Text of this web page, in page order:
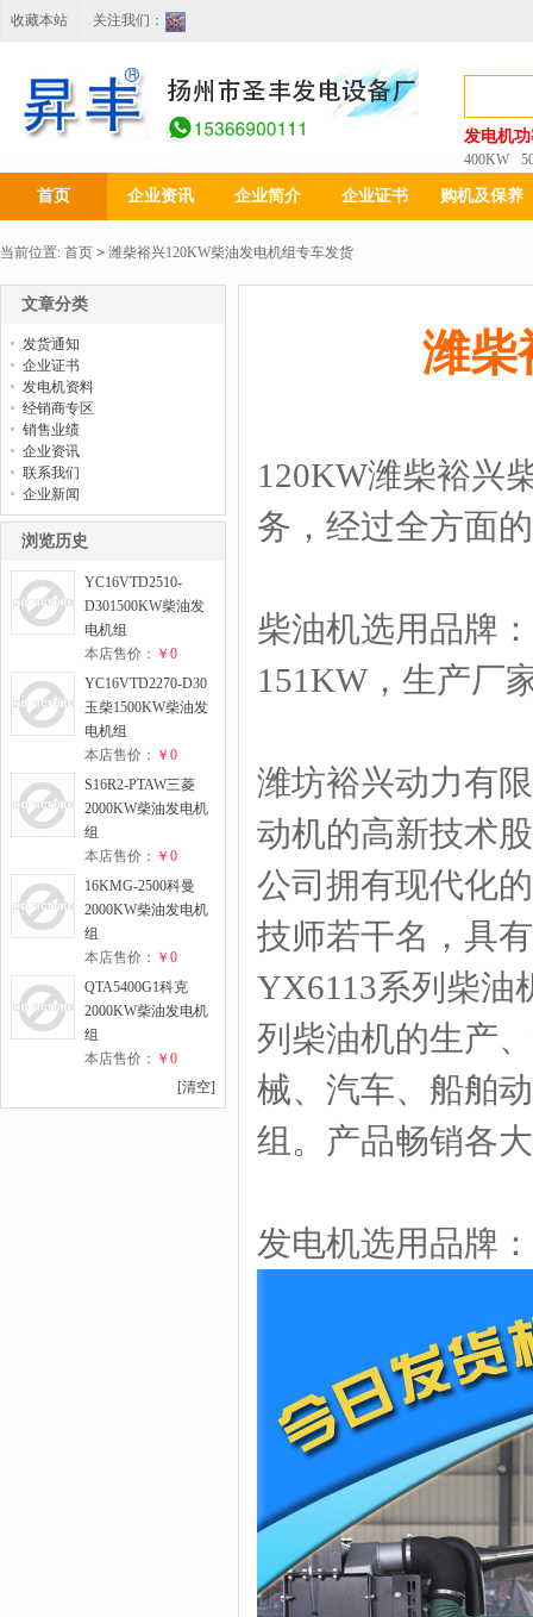
收藏本站 关注我们：
发电机
400KW
首页 企业资讯 企业简介 企业证书 购机及保养
当前位置: 首页 > 潍柴裕兴120KW柴油发电机组专车发货
文章分类
发货通知
企业证书
发电机资料
经销商专区
销售业绩
企业资讯
联系我们
企业新闻
浏览历史
YC16VTD2510-
D301500KW柴油发
电机组
本店售价： ￥0
YC16VTD2270-D30
玉柴1500KW柴油发
电机组
本店售价： ￥0
S16R2-PTAW三菱
2000KW柴油发电机
组
本店售价： ￥0
16KMG-2500科曼
2000KW柴油发电机
组
本店售价： ￥0
QTA5400G1科克
2000KW柴油发电机
组
本店售价： ￥0
[清空]
潍柴
120KW潍柴裕兴
务，经过全方面
柴油机选用品牌
151KW，生产厂
潍坊裕兴动力有
动机的高新技术
公司拥有现代化
技师若干名，具
YX6113系列柴油
列柴油机的生产
械、汽车、船舶
组。产品畅销各
发电机选用品牌